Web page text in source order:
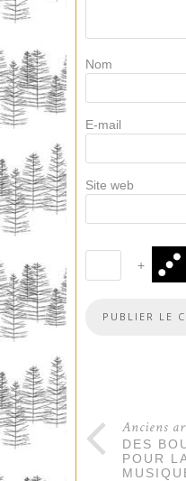
Nom
E-mail
Site web
+
Anciens
DES
POUR